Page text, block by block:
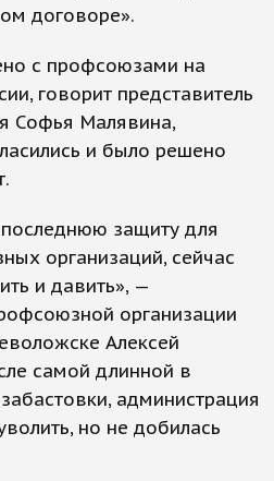
договоре».
с профсоюзами на
говорит представитель
Софья Малявина,
и было решено
защиту для
организаций, сейчас
и давить», —
организации
Алексей
самой длинной в
администрация
но не добилась